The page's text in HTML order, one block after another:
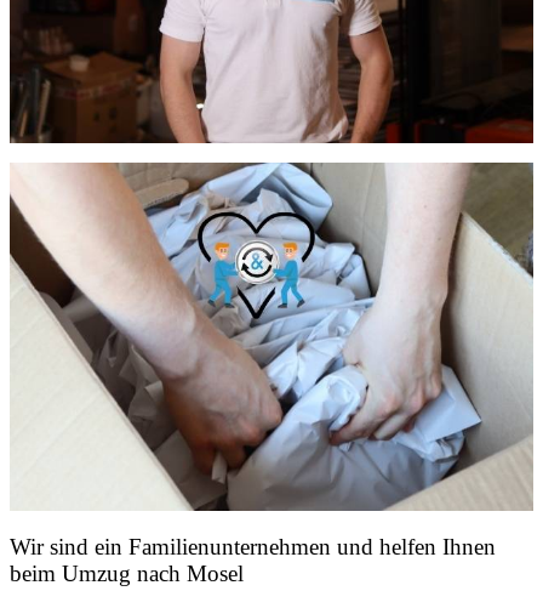
Wir sind ein Familienunternehmen und helfen Ihnen
beim Umzug nach Mosel